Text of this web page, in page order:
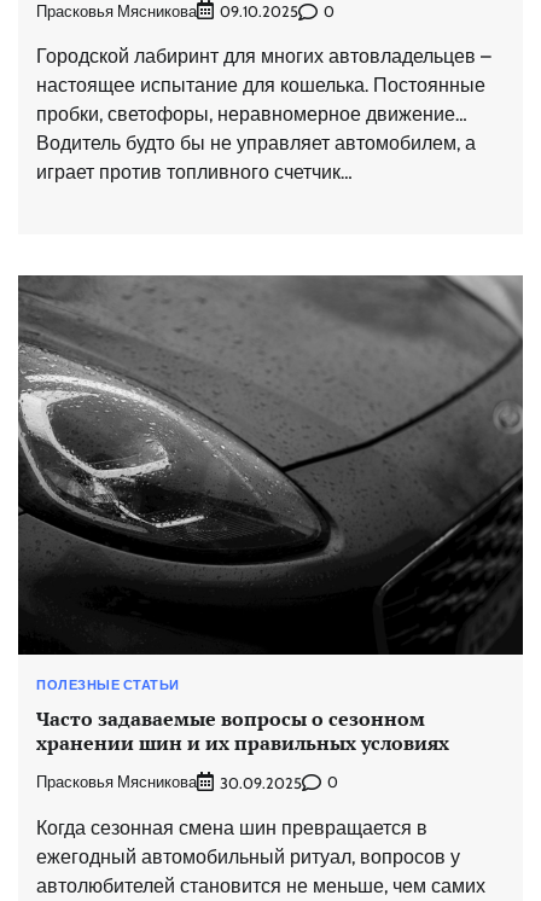
Прасковья Мясникова 09.10.2025 0
Городской лабиринт для многих автовладельцев –
настоящее испытание для кошелька. Постоянные
пробки, светофоры, неравномерное движение…
Водитель будто бы не управляет автомобилем, а
играет против топливного счетчик…
ПОЛЕЗНЫЕ СТАТЬИ
Часто задаваемые вопросы о сезонном
хранении шин и их правильных условиях
Прасковья Мясникова 30.09.2025 0
Когда сезонная смена шин превращается в
ежегодный автомобильный ритуал, вопросов у
автолюбителей становится не меньше, чем самих